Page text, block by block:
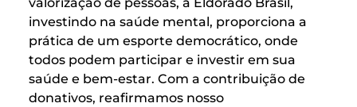
investindo na saúde mental, proporciona a
prática de um esporte democrático, onde
todos podem participar e investir em sua
saúde e bem-estar. Com a contribuição de
donativos, reafirmamos nosso